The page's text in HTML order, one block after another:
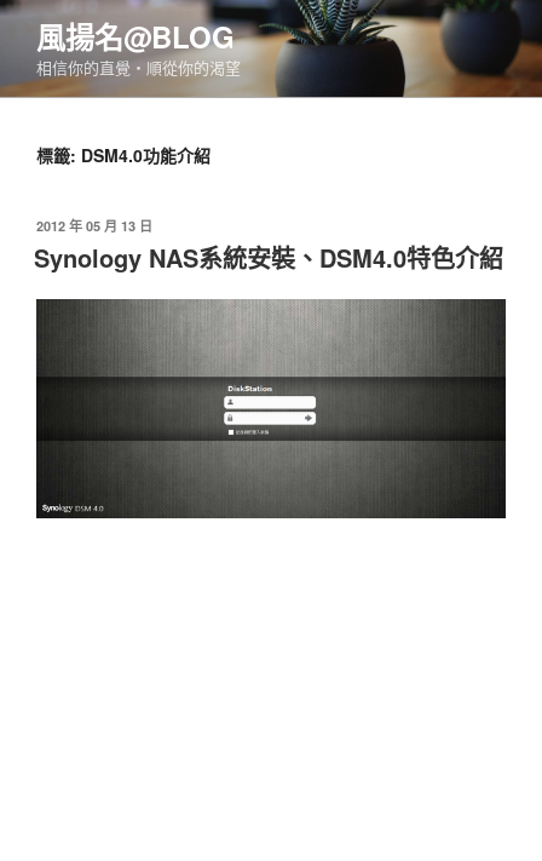
跳
要
風揚名@BLOG
相信你的直覺‧順從你的渴望
標籤: DSM4.0功能介紹
發
佈
於
2012 年 05 月 13 日
Synology NAS系統安裝、DSM4.0特色介紹